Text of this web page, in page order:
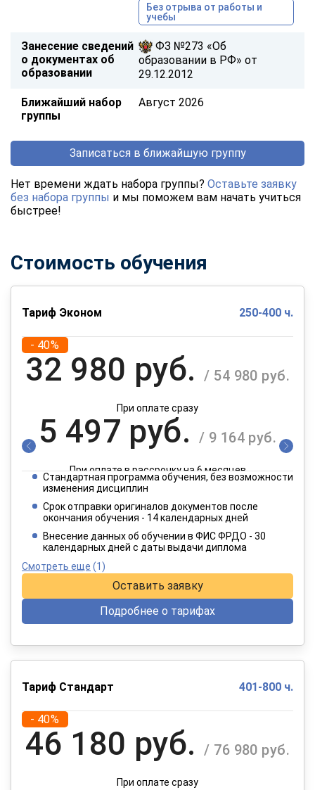
Без отрыва от работы и
учебы
Занесение сведений
о документах об
образовании
ФЗ №273 «Об
образовании в РФ» от
29.12.2012
Ближайший набор
группы
Август 2026
Записаться в ближайшую группу
Нет времени ждать набора группы? Оставьте заявку
без набора группы и мы поможем вам начать учиться
быстрее!
Стоимость обучения
Тариф Эконом 250-400 ч.
- 40%
32 980 руб. / 54 980 руб.
При оплате сразу
5 497 руб. / 9 164 руб.
При оплате в рассрочку на 6 месяцев
2 749 руб.
При оплате в рассрочку на 12 месяцев
Стандартная программа обучения, без возможности
изменения дисциплин
Срок отправки оригиналов документов после
окончания обучения - 14 календарных дней
Внесение данных об обучении в ФИС ФРДО - 30
календарных дней с даты выдачи диплома
Смотреть еще (1)
Оставить заявку
Подробнее о тарифах
Тариф Стандарт 401-800 ч.
- 40%
46 180 руб. / 76 980 руб.
При оплате сразу